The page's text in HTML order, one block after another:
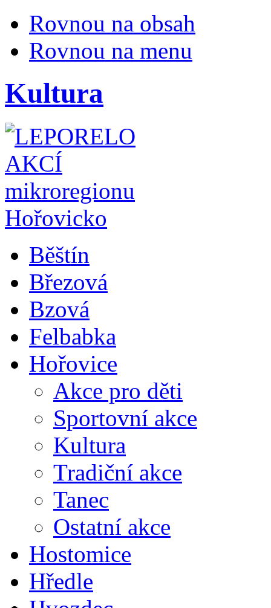
Rovnou na obsah
Rovnou na menu
Kultura
Běštín
Březová
Bzová
Felbabka
Hořovice
Akce pro děti
Sportovní akce
Kultura
Tradiční akce
Tanec
Ostatní akce
Hostomice
Hředle